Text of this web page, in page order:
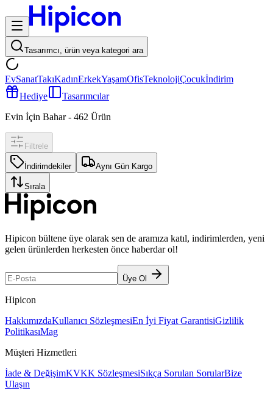
Tasarımcı, ürün veya kategori ara
EvSanatTakıKadınErkekYaşamOfisTeknolojiÇocukİndirim
Hediye
Tasarımcılar
Evin İçin Bahar- 462 Ürün
Filtrele
İndirimdekiler Aynı Gün Kargo
Sırala
Hipicon bültene üye olarak sen de aramıza katıl, indirimlerden, yeni
gelen ürünlerden herkesten önce haberdar ol!
Üye Ol
Hipicon
HakkımızdaKullanıcı SözleşmesiEn İyi Fiyat GarantisiGizlilik
PolitikasıMag
Müşteri Hizmetleri
İade & DeğişimKVKK SözleşmesiSıkça Sorulan SorularBize
Ulaşın